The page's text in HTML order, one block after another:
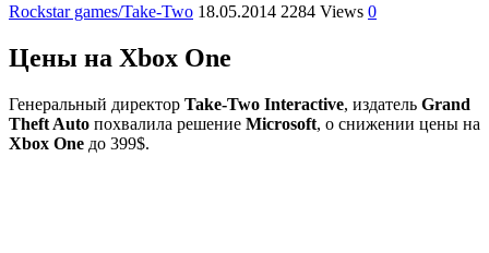
Rockstar games/Take-Two 18.05.2014 2284 Views 0
Цены на Xbox One
Генеральный директор Take-Two Interactive, издатель Grand
Theft Auto похвалила решение Microsoft, о снижении цены на
Xbox One до 399$.